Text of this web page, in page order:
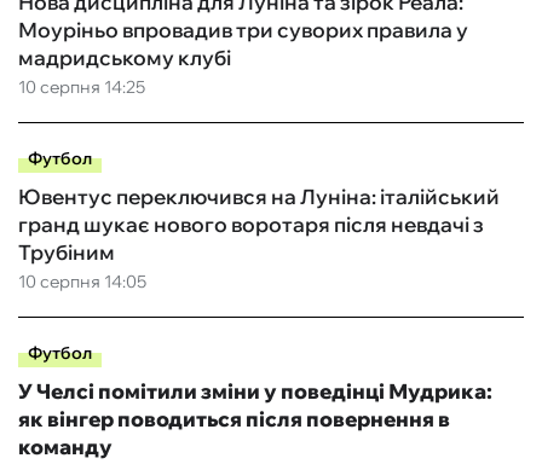
10 серпня 14:25
Моуріньо впровадив три суворих правила у
мадридському клубі
Футбол
10 серпня 14:05
Ювентус переключився на Луніна: італійський
гранд шукає нового воротаря після невдачі з
Трубіним
Футбол
У Челсі помітили зміни у поведінці Мудрика:
як вінгер поводиться після повернення в
команду